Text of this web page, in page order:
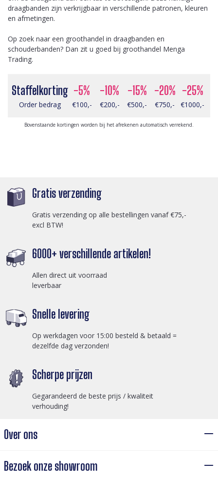
draagbanden zijn verkrijgbaar in verschillende patronen, kleuren
en afmetingen.
Op zoek naar een groothandel in draagbanden en
schouderbanden? Dan zit u goed bij groothandel Menga
Trading.
Staffelkorting -5% -10% -15% -20% -25%
Order bedrag €100,- €200,- €500,- €750,- €1000,-
Bovenstaande kortingen worden bij het afrekenen automatisch verrekend.
Gratis verzending
Gratis verzending op alle bestellingen vanaf €75,-
excl BTW!
6000+ verschillende artikelen!
Allen direct uit voorraad
leverbaar
Snelle levering
Op werkdagen voor 15:00 besteld & betaald =
dezelfde dag verzonden!
Scherpe prijzen
Gegarandeerd de beste prijs / kwaliteit
verhouding!
Over ons
Bezoek onze showroom